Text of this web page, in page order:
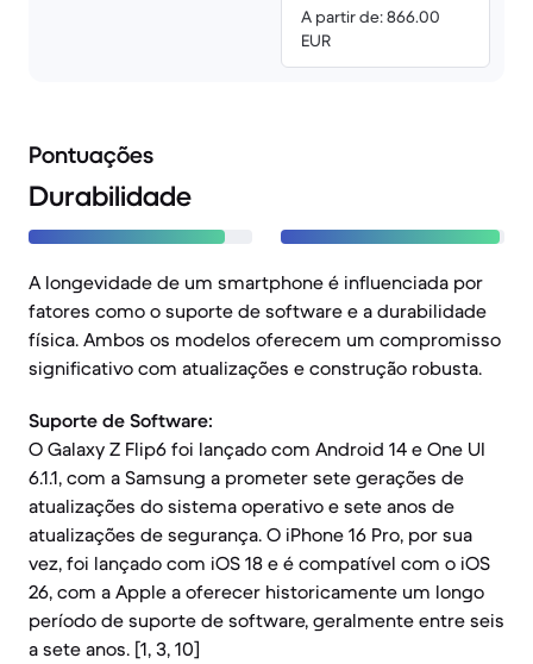
A partir de: 866.00
EUR
Pontuações
Durabilidade
A longevidade de um smartphone é influenciada por
fatores como o suporte de software e a durabilidade
física. Ambos os modelos oferecem um compromisso
significativo com atualizações e construção robusta.
Suporte de Software:
O Galaxy Z Flip6 foi lançado com Android 14 e One UI
6.1.1, com a Samsung a prometer sete gerações de
atualizações do sistema operativo e sete anos de
atualizações de segurança. O iPhone 16 Pro, por sua
vez, foi lançado com iOS 18 e é compatível com o iOS
26, com a Apple a oferecer historicamente um longo
período de suporte de software, geralmente entre seis
a sete anos. [1, 3, 10]